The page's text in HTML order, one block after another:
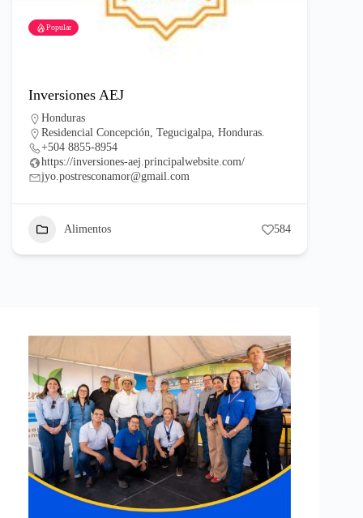
Popular
Inversiones AEJ
Honduras
Residencial Concepción, Tegucigalpa, Honduras.
+504 8855-8954
https://inversiones-aej.principalwebsite.com/
jyo.postresconamor@gmail.com
Alimentos 584